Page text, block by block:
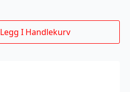
Legg I Handlekurv